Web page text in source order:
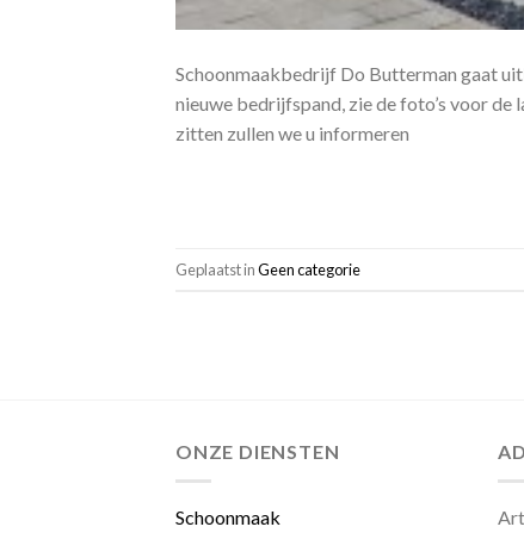
Schoonmaakbedrijf Do Butterman gaat
nieuwe bedrijfspand, zie de foto’s voor
zitten zullen we u informeren
Geplaatst inGeen categorie
ONZE DIENSTEN
Schoonmaak